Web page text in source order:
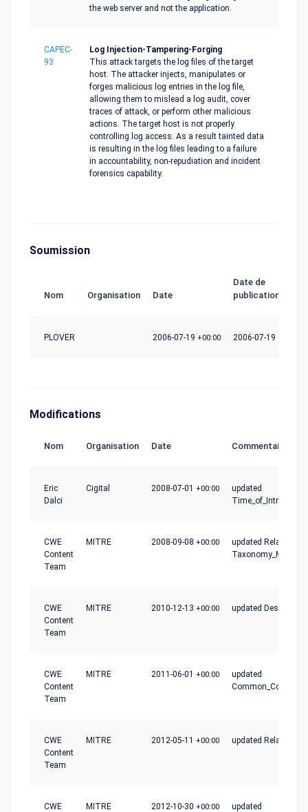
the web server and not the application.
CAPEC-
93
Log Injection-Tampering-Forging
This attack targets the log files of the target
host. The attacker injects, manipulates or
forges malicious log entries in the log file,
allowing them to mislead a log audit, cover
traces of attack, or perform other malicious
actions. The target host is not properly
controlling log access. As a result tainted data
is resulting in the log files leading to a failure
in accountability, non-repudiation and incident
forensics capability.
Soumission
Nom Organisation Date
Date de
publication
PLOVER 2006-07-19 +00:00 2006-07-19 +00:00
Modifications
Nom Organisation Date Commentaire
Eric
Dalci
Cigital 2008-07-01 +00:00
updated
CWE
Content
Team
MITRE 2008-09-08 +00:00
updated
CWE
Content
Team
MITRE 2010-12-13 +00:00 updated Description
CWE
Content
Team
MITRE 2011-06-01 +00:00
updated
CWE
Content
Team
MITRE 2012-05-11 +00:00 updated
CWE
MITRE 2012-10-30 +00:00
updated